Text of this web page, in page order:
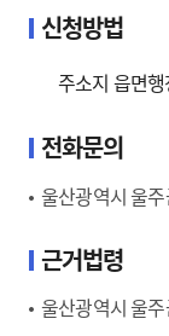
신청방법
주소지 읍면
전화문의
울산광역시 울
근거법령
울산광역시 울